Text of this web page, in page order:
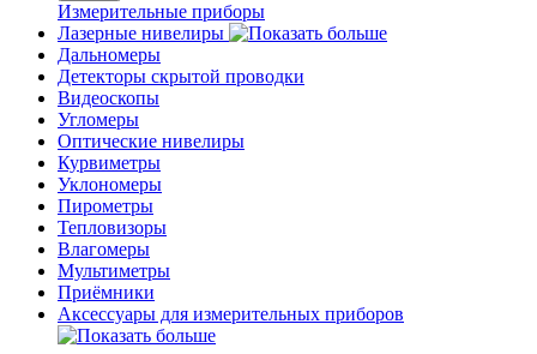
Измерительные приборы
Лазерные нивелиры
Дальномеры
Детекторы скрытой проводки
Видеоскопы
Угломеры
Оптические нивелиры
Курвиметры
Уклономеры
Пирометры
Тепловизоры
Влагомеры
Мультиметры
Приёмники
Аксессуары для измерительных приборов